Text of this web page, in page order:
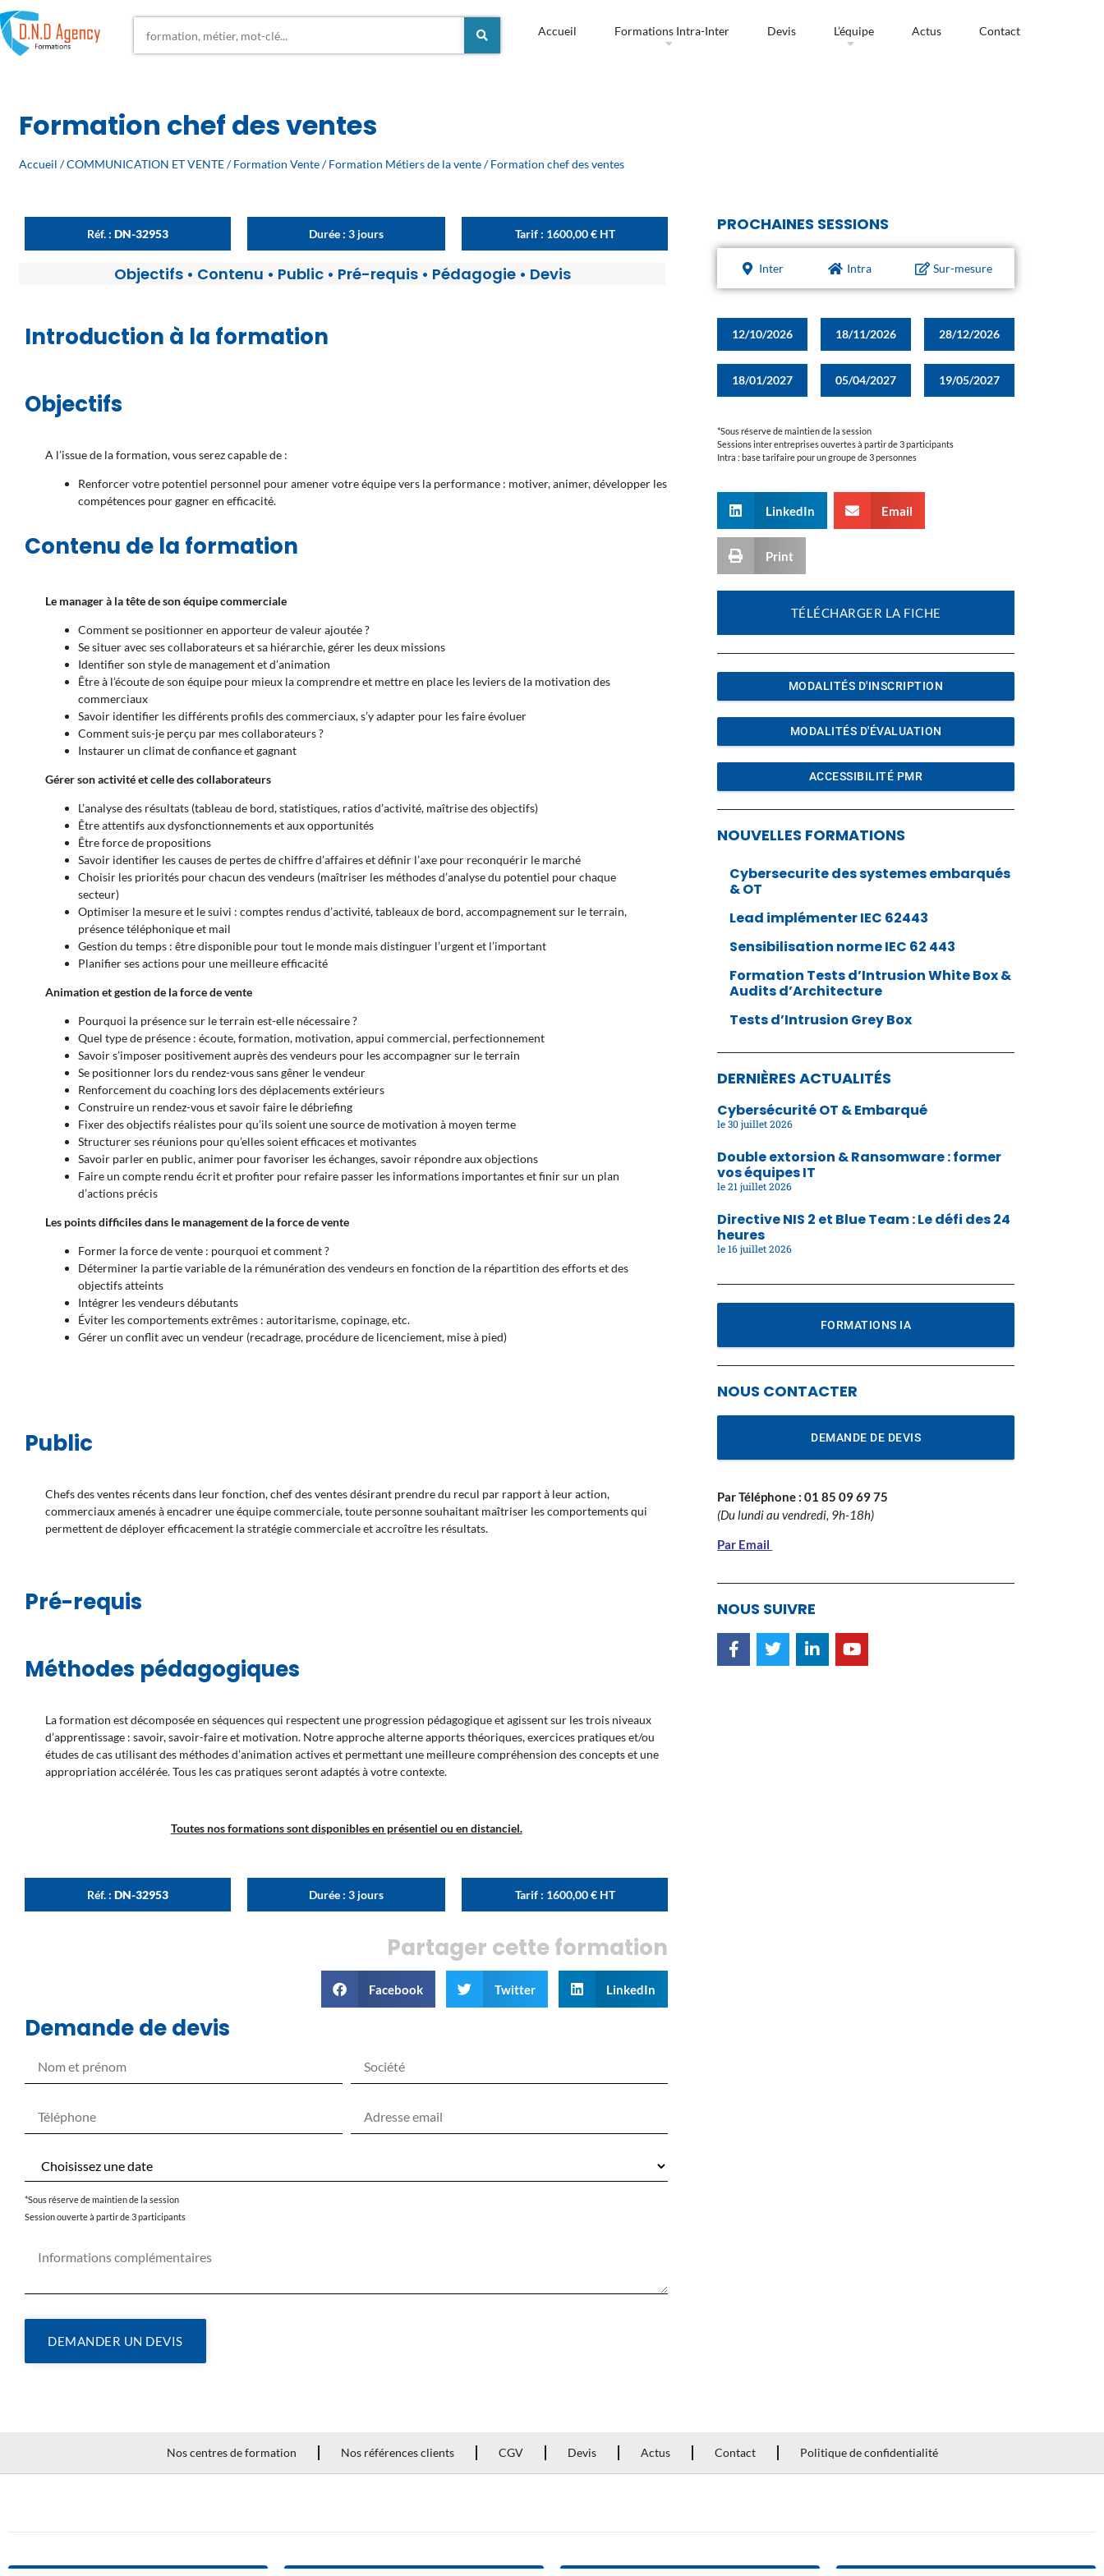
Accueil Formations Intra-Inter Devis L’équipe Actus Contact
Formation chef des ventes
Accueil /COMMUNICATION ET VENTE/Formation Vente/Formation Métiers de la vente/ Formation chef des ventes
Réf. :DN-32953 Durée : 3 jours Tarif : 1600,00€HT
Objectifs• Contenu • Public• Pré-requis• Pédagogie• Devis
Introduction à la formation
Objectifs
A l’issue de la formation, vous serez capable de :
Renforcer votre potentiel personnel pour amener votre équipe vers la performance : motiver, animer, développer les
compétences pour gagner en efficacité.
Contenu de la formation
Le manager à la tête de son équipe commerciale
Comment se positionner en apporteur de valeur ajoutée ?
Se situer avec ses collaborateurs et sa hiérarchie, gérer les deux missions
Identifier son style de management et d’animation
Être à l’écoute de son équipe pour mieux la comprendre et mettre en place les leviers de la motivation des
commerciaux
Savoir identifier les différents profils des commerciaux, s’y adapter pour les faire évoluer
Comment suis-je perçu par mes collaborateurs ?
Instaurer un climat de confiance et gagnant
Gérer son activité et celle des collaborateurs
L’analyse des résultats (tableau de bord, statistiques, ratios d’activité, maîtrise des objectifs)
Être attentifs aux dysfonctionnements et aux opportunités
Être force de propositions
Savoir identifier les causes de pertes de chiffre d’affaires et définir l’axe pour reconquérir le marché
Choisir les priorités pour chacun des vendeurs (maîtriser les méthodes d’analyse du potentiel pour chaque
secteur)
Optimiser la mesure et le suivi : comptes rendus d’activité, tableaux de bord, accompagnement sur le terrain,
présence téléphonique et mail
Gestion du temps : être disponible pour tout le monde mais distinguer l’urgent et l’important
Planifier ses actions pour une meilleure efficacité
Animation et gestion de la force de vente
Pourquoi la présence sur le terrain est-elle nécessaire ?
Quel type de présence : écoute, formation, motivation, appui commercial, perfectionnement
Savoir s’imposer positivement auprès des vendeurs pour les accompagner sur le terrain
Se positionner lors du rendez-vous sans gêner le vendeur
Renforcement du coaching lors des déplacements extérieurs
Construire un rendez-vous et savoir faire le débriefing
Fixer des objectifs réalistes pour qu’ils soient une source de motivation à moyen terme
Structurer ses réunions pour qu’elles soient efficaces et motivantes
Savoir parler en public, animer pour favoriser les échanges, savoir répondre aux objections
Faire un compte rendu écrit et profiter pour refaire passer les informations importantes et finir sur un plan
d’actions précis
Les points difficiles dans le management de la force de vente
Former la force de vente : pourquoi et comment ?
Déterminer la partie variable de la rémunération des vendeurs en fonction de la répartition des efforts et des
objectifs atteints
Intégrer les vendeurs débutants
Éviter les comportements extrêmes : autoritarisme, copinage, etc.
Gérer un conflit avec un vendeur (recadrage, procédure de licenciement, mise à pied)
Public
Chefs des ventes récents dans leur fonction, chef des ventes désirant prendre du recul par rapport à leur action,
commerciaux amenés à encadrer une équipe commerciale, toute personne souhaitant maîtriser les comportements qui
permettent de déployer efficacement la stratégie commerciale et accroître les résultats.
Pré-requis
Méthodes pédagogiques
La formation est décomposée en séquences qui respectent une progression pédagogique et agissent sur les trois niveaux
d’apprentissage : savoir, savoir-faire et motivation. Notre approche alterne apports théoriques, exercices pratiques et/ou
études de cas utilisant des méthodes d’animation actives et permettant une meilleure compréhension des concepts et une
appropriation accélérée. Tous les cas pratiques seront adaptés à votre contexte.
Toutes nos formations sont disponibles en présentiel ou en distanciel.
Réf. :DN-32953 Durée : 3 jours Tarif : 1600,00€HT
Partager cette formation
Facebook Twitter LinkedIn
Demande de devis
*Sous réserve de maintien de la session
Session ouverte à partir de 3 participants
DEMANDER UN DEVIS
PROCHAINES SESSIONS
Inter Intra Sur-mesure
12/10/2026 18/11/2026 28/12/2026
18/01/2027 05/04/2027 19/05/2027
*Sous réserve de maintien de la session
Sessions inter entreprises ouvertes à partir de 3 participants
Intra : base tarifaire pour un groupe de 3 personnes
LinkedIn Email
Print
TÉLÉCHARGER LA FICHE
MODALITÉS D'INSCRIPTION
MODALITÉS D'ÉVALUATION
ACCESSIBILITÉ PMR
NOUVELLES FORMATIONS
Cybersecurite des systemes embarqués
& OT
Lead implémenter IEC 62443
Sensibilisation norme IEC 62 443
Formation Tests d’Intrusion White Box &
Audits d’Architecture
Tests d’Intrusion Grey Box
DERNIÈRES ACTUALITÉS
Cybersécurité OT & Embarqué
30 juillet 2026
Double extorsion & Ransomware : former
vos équipes IT
21 juillet 2026
Directive NIS 2 et Blue Team : Le défi des 24
heures
16 juillet 2026
FORMATIONS IA
NOUS CONTACTER
DEMANDE DE DEVIS
Par Téléphone : 01 85 09 69 75
(Du lundi au vendredi, 9h-18h)
Par Email
NOUS SUIVRE
Nos centres de formation Nos références clients CGV Devis Actus Contact Politique de confidentialité